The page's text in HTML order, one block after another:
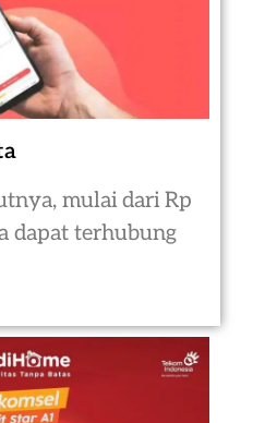
mulai dari Rp
dapat terhubung